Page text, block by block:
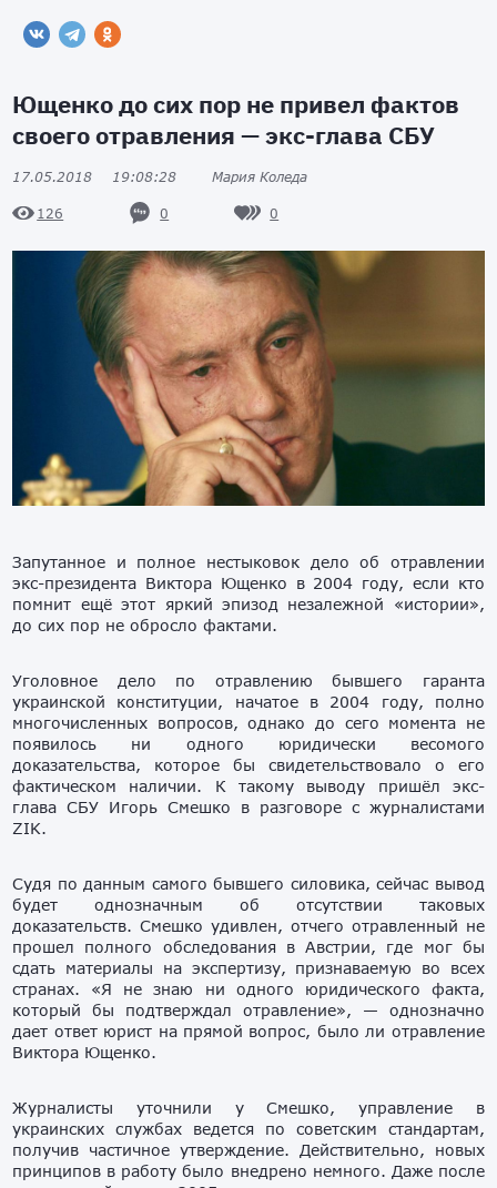
Ющенко до сих пор не привел фактов
своего отравления — экс-глава СБУ
17.05.2018 19:08:28 Мария Коледа
126 0 0
Запутанное и полное нестыковок дело об отравлении
экс-президента Виктора Ющенко в 2004 году, если кто
помнит ещё этот яркий эпизод незалежной «истории»,
до сих пор не обросло фактами.
Уголовное дело по отравлению бывшего гаранта
украинской конституции, начатое в 2004 году, полно
многочисленных вопросов, однако до сего момента не
появилось ни одного юридически весомого
доказательства, которое бы свидетельствовало о его
фактическом наличии. К такому выводу пришёл экс-
глава СБУ Игорь Смешко в разговоре с журналистами
ZIK.
Судя по данным самого бывшего силовика, сейчас вывод
будет однозначным об отсутствии таковых
доказательств. Смешко удивлен, отчего отравленный не
прошел полного обследования в Австрии, где мог бы
сдать материалы на экспертизу, признаваемую во всех
странах. «Я не знаю ни одного юридического факта,
который бы подтверждал отравление», — однозначно
дает ответ юрист на прямой вопрос, было ли отравление
Виктора Ющенко.
Журналисты уточнили у Смешко, управление в
украинских службах ведется по советским стандартам,
получив частичное утверждение. Действительно, новых
принципов в работу было внедрено немного. Даже после